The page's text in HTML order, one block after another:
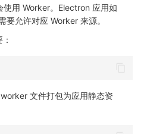
用 Worker。Electron 应用如
要允许对应 Worker 来源。
worker 文件打包为应用静态资